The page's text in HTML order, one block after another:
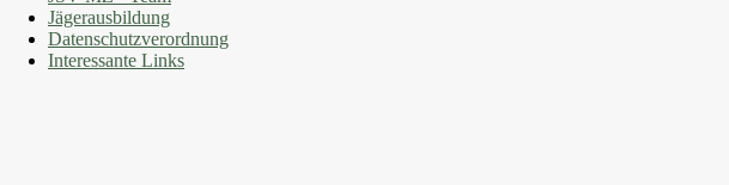
Jägerausbildung
Datenschutzverordnung
Interessante Links